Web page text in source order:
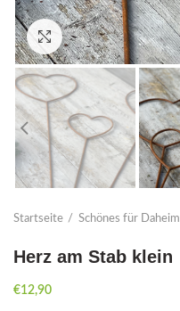
Click to enlarge
Startseite Schönes für Daheim
Herz am Stab klein
€12,90